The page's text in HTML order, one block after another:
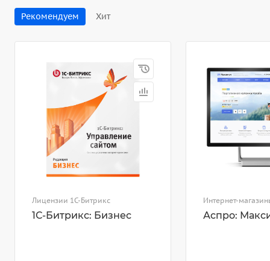
Рекомендуем Хит
Лицензии 1С-Битрикс
1С-Битрикс: Бизнес
Интернет-
Аспро: